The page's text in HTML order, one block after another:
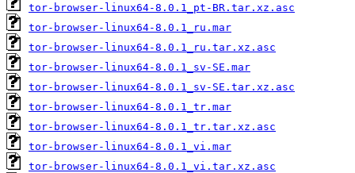
tor-browser-linux64-8.0.1_pt-BR.tar.xz.asc
tor-browser-linux64-8.0.1_ru.mar
tor-browser-linux64-8.0.1_ru.tar.xz.asc
tor-browser-linux64-8.0.1_sv-SE.mar
tor-browser-linux64-8.0.1_sv-SE.tar.xz.asc
tor-browser-linux64-8.0.1_tr.mar
tor-browser-linux64-8.0.1_tr.tar.xz.asc
tor-browser-linux64-8.0.1_vi.mar
tor-browser-linux64-8.0.1_vi.tar.xz.asc